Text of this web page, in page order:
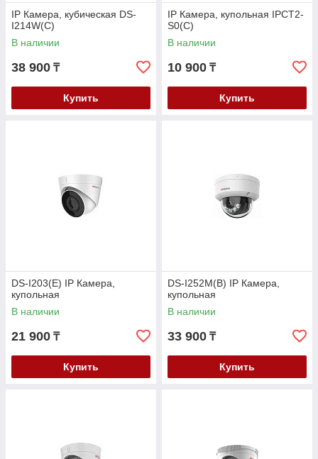
IP Камера, кубическая DS-
I214W(C)
В наличии
38 900 ₸
Купить
IP Камера, купольная IPCT2-
S0(C)
В наличии
10 900 ₸
Купить
DS-I203(E) IP Камера,
купольная
В наличии
21 900 ₸
Купить
DS-I252M(B) IP Камера,
купольная
В наличии
33 900 ₸
Купить